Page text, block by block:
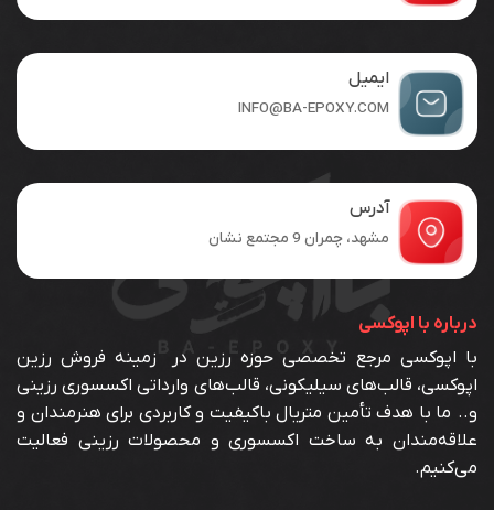
است
صفحه
انتخاب
ایمیل
INFO@BA-EPOXY.COM
آدرس
مشهد، چمران 9 مجتمع نشان
درباره با اپوکسی
با اپوکسی مرجع تخصصی حوزه رزین در زمینه فروش رزین
اپوکسی، قالب‌های سیلیکونی، قالب‌های وارداتی اکسسوری رزینی
و.. ما با هدف تأمین متریال باکیفیت و کاربردی برای هنرمندان و
علاقه‌مندان به ساخت اکسسوری و محصولات رزینی فعالیت
می‌کنیم.